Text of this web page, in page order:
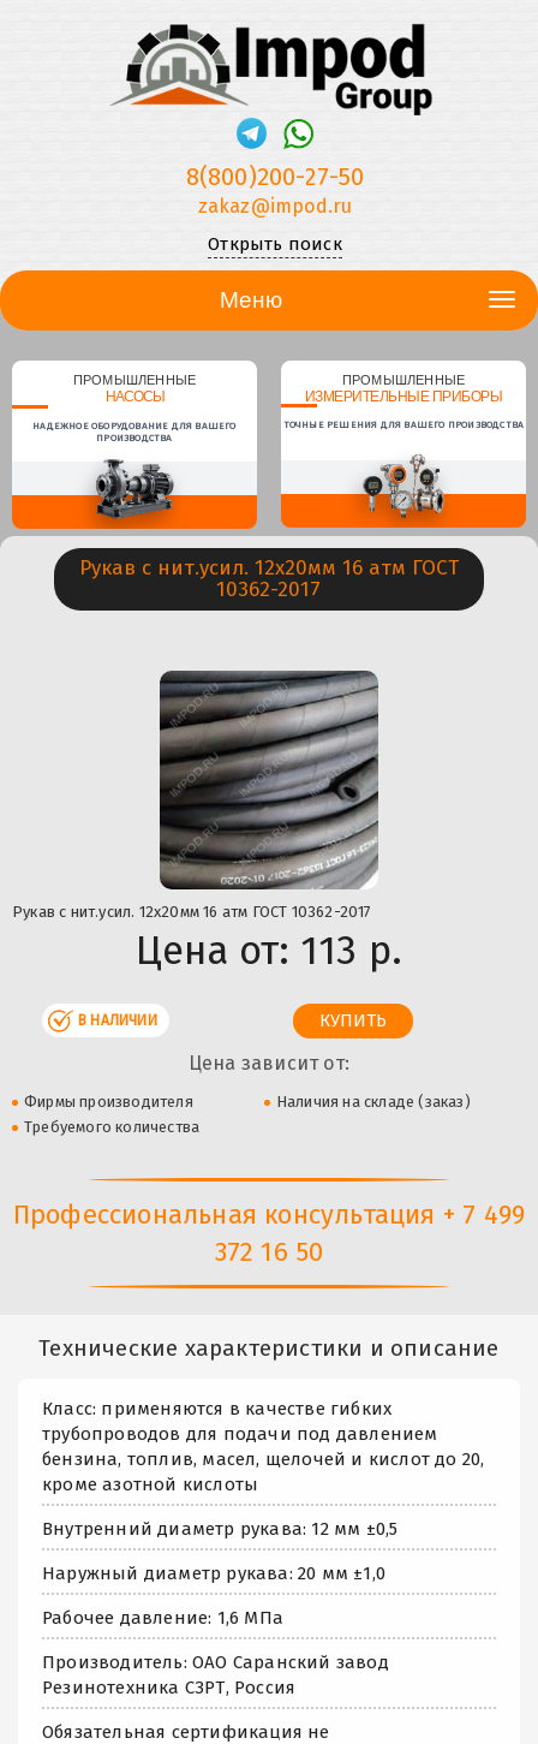
8(800)200-27-50
zakaz@impod.ru
Открыть поиск
Меню
ПРОМЫШЛЕННЫЕ
НАСОСЫ
НАДЕЖНОЕ ОБОРУДОВАНИЕ ДЛЯ ВАШЕГО
ПРОИЗВОДСТВА
ПРОМЫШЛЕННЫЕ
ИЗМЕРИТЕЛЬНЫЕ ПРИБОРЫ
ТОЧНЫЕ РЕШЕНИЯ ДЛЯ ВАШЕГО ПРОИЗВОДСТВА
Рукав с нит.усил. 12х20мм 16 атм ГОСТ
10362-2017
Рукав с нит.усил. 12х20мм 16 атм ГОСТ 10362-2017
Цена от: 113 р.
В НАЛИЧИИ
Цена зависит от:
Фирмы производителя
Наличия на складе (заказ)
Требуемого количества
Профессиональная консультация + 7 499
372 16 50
Технические характеристики и описание
Класс: применяются в качестве гибких
трубопроводов для подачи под давлением
бензина, топлив, масел, щелочей и кислот до 20,
кроме азотной кислоты
Внутренний диаметр рукава: 12 мм ±0,5
Наружный диаметр рукава: 20 мм ±1,0
Рабочее давление: 1,6 МПа
Производитель: ОАО Саранский завод
Резинотехника СЗРТ, Россия
Обязательная сертификация не